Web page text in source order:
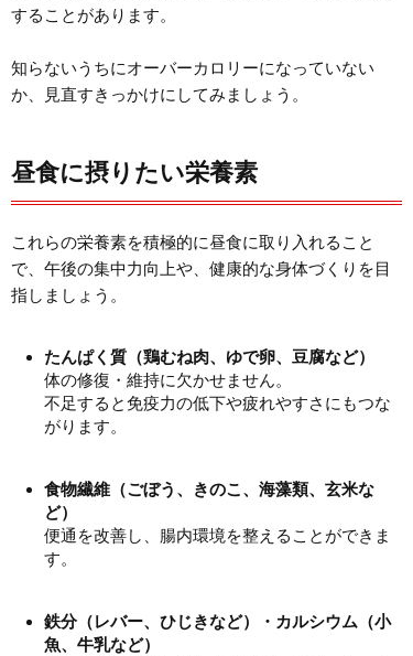
することがあります。
知らないうちにオーバーカロリーになっていない
か、見直すきっかけにしてみましょう。
昼食に摂りたい栄養素
これらの栄養素を積極的に昼食に取り入れること
で、午後の集中力向上や、健康的な身体づくりを目
指しましょう。
たんぱく質（鶏むね肉、ゆで卵、豆腐など）
体の修復・維持に欠かせません。
不足すると免疫力の低下や疲れやすさにもつな
がります。
食物繊維（ごぼう、きのこ、海藻類、玄米な
ど）
便通を改善し、腸内環境を整えることができま
す。
鉄分（レバー、ひじきなど）・カルシウム（小
魚、牛乳など）